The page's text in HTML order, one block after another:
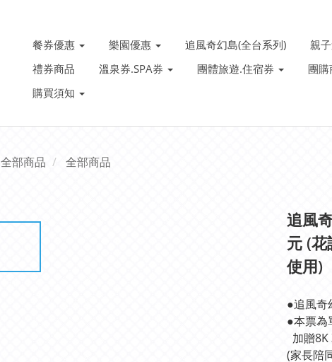
餐券優惠 樂園優惠 追風奇幻島(全台系列)
親
禮券商品
溫泉券.SPA券 團體旅遊.住宿券
團
購買須知
全部商品 全部商品
追風
元 (
使用)
●追風奇
●本票為
加贈
(家長陪